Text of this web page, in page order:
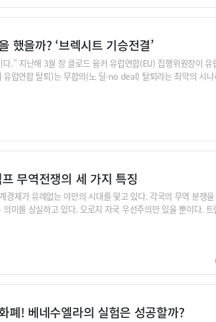
했을까? ‘브렉시트 기승전결’
.” 지난해 3월 장 클로드 융커 유럽연합(EU) 집행위원장이 유
럽연합 탈퇴)는 무합의(노 딜·no deal) 탈퇴라는 최악의 시나
46%로 찬성을 4%포인트 앞섰다. 영국의 유럽연합(EU) 탈퇴
무역전쟁의 세 가지 특징
경제가 유례없는 야만의 시대를 맞고 있다. 각국의 무역 분쟁
미를 상실하고 있다. 오로지 자국 우선주의만 있을 뿐이다.
. 세계패권을 다투는 중국뿐 아니라 유럽과 아시아의 오랜 동
폐! 베네수엘라의 실험은 성공할까?